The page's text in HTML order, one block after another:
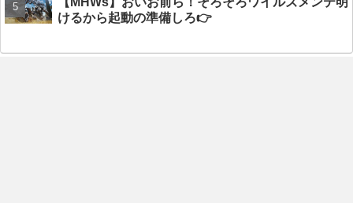
けるから起動の準備しろ👉